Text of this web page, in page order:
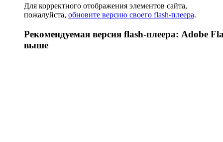
Для корректного отображения элементов сайта,
пожалуйста, обновите версию своего flash-плеера.
Рекомендуемая версия flash-плеера: Adobe
выше